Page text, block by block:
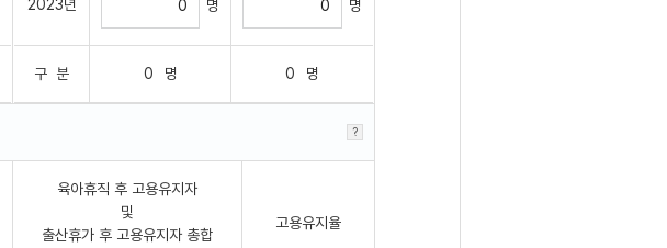
2023년 명 명
구 분 0 명 0 명
육아휴직 후 고용유지자
및
출산휴가 후 고용유지자 총합
고용유지율